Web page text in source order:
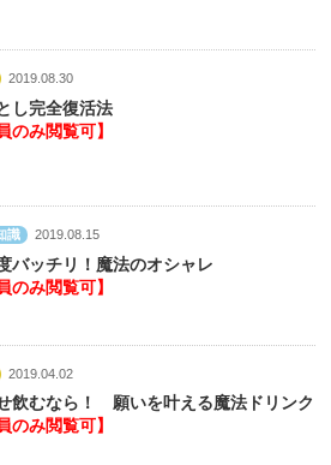
2019.08.30
し完全復活法
のみ閲覧可】
識 2019.08.15
バッチリ！魔法のオシャレ
のみ閲覧可】
2019.04.02
飲むなら！ 願いを叶える魔法ドリンク
のみ閲覧可】